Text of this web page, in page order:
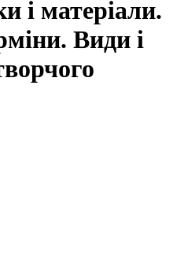
і матеріали.
Види і